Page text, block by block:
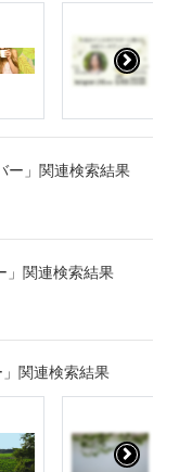
ー」関連検索結果
」関連検索結果
関連検索結果